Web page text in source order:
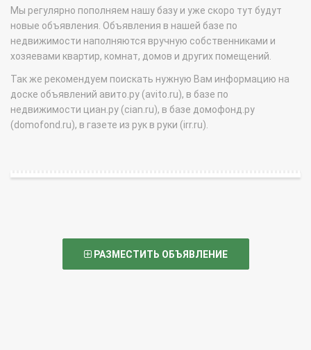
Мы регулярно пополняем нашу базу и уже скоро тут будут
новые объявления. Объявления в нашей базе по
недвижимости наполняются вручную собственниками и
хозяевами квартир, комнат, домов и других помещений.
Так же рекомендуем поискать нужную Вам информацию на
доске объявлений авито.ру (avito.ru), в базе по
недвижимости циан.ру (cian.ru), в базе домофонд.ру
(domofond.ru), в газете из рук в руки (irr.ru).
РАЗМЕСТИТЬ ОБЪЯВЛЕНИЕ